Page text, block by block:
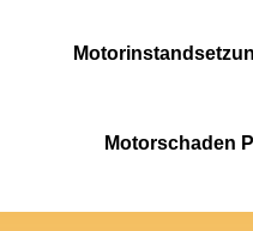
Motorschaden